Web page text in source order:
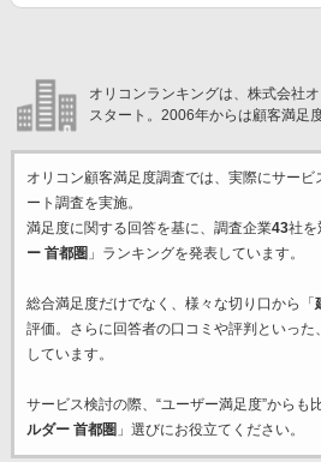
オリコンランキングは、株式会社
スタート。2006年からは顧客満足
オリコン顧客満足度調査では、実際にサービ
ート調査を実施。
満足度に関する回答を基に、調査企業43社を
ー 首都圏 」ランキングを発表しています。
総合満足度だけでなく、様々な切り口から「
評価。さらに回答者の口コミや評判といっ
しています。
サービス検討の際、“ユーザー満足度”からも
ルダー 首都圏 」選びにお役立てください。